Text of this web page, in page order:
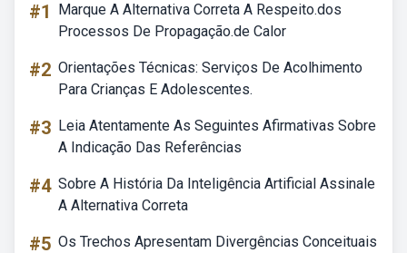
#1
Marque A Alternativa Correta A Respeito.dos
Processos De Propagação.de Calor
#2 Orientações Técnicas: Serviços De Acolhimento
Para Crianças E Adolescentes.
#3 Leia Atentamente As Seguintes Afirmativas Sobre
A Indicação Das Referências
#4 Sobre A História Da Inteligência Artificial Assinale
A Alternativa Correta
#5 Os Trechos Apresentam Divergências Conceituais